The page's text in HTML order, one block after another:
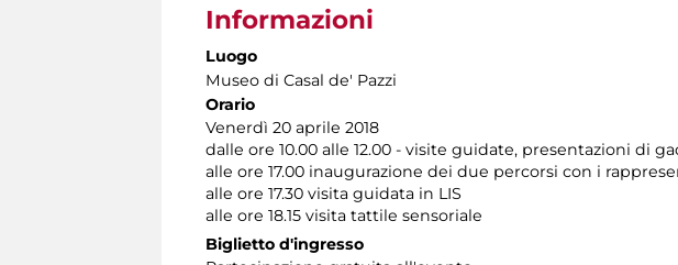
Informazioni
Luogo
Museo di Casal de' Pazzi
Orario
Venerdì 20 aprile 2018
dalle ore 10.00 alle 12.00 - visite guidate, presentazioni di
alle ore 17.00 inaugurazione dei due percorsi con i
alle ore 17.30 visita guidata in LIS
alle ore 18.15 visita tattile sensoriale
Biglietto d'ingresso